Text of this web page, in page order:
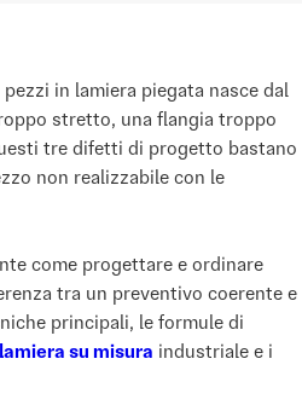
in lamiera piegata nasce dal
stretto, una flangia troppo
tre difetti di progetto bastano
non realizzabile con le
come progettare e ordinare
tra un preventivo coerente e
principali, le formule di
su misura industriale e i